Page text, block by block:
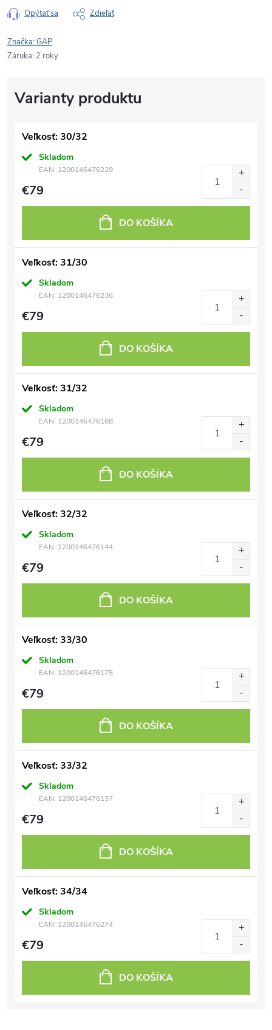
Opýtať sa Zdieľať
Značka:GAP
Záruka: 2 roky
Veľkosť: 30/32
Skladom
EAN: 1200146476229
€79
DO KOŠÍKA
Veľkosť: 31/30
Skladom
EAN: 1200146476236
€79
DO KOŠÍKA
Veľkosť: 31/32
Skladom
EAN: 1200146476168
€79
DO KOŠÍKA
Veľkosť: 32/32
Skladom
EAN: 1200146476144
€79
DO KOŠÍKA
Veľkosť: 33/30
Skladom
EAN: 1200146476175
€79
DO KOŠÍKA
Veľkosť: 33/32
Skladom
EAN: 1200146476137
€79
DO KOŠÍKA
Veľkosť: 34/34
Skladom
EAN: 1200146476274
€79
DO KOŠÍKA